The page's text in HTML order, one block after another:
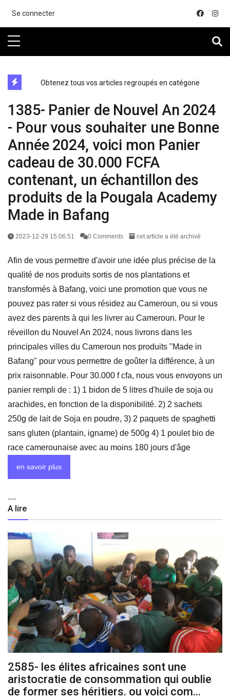
Se connecter
Obtenez tous vos articles regroupés en catégorie
1385- Panier de Nouvel An 2024
- Pour vous souhaiter une Bonne
Année 2024, voici mon Panier
cadeau de 30.000 FCFA
contenant, un échantillon des
produits de la Pougala Academy
Made in Bafang
2023-12-29 15:06:51 0 Comments cet article a été archivé
Afin de vous permettre d'avoir une idée plus précise de la
qualité de nos produits sortis de nos plantations et
transformés à Bafang, voici une promotion que vous ne
pouvez pas rater si vous résidez au Cameroun, ou si vous
avez des parents à qui les livrer au Cameroun. Pour le
réveillon du Nouvel An 2024, nous livrons dans les
principales villes du Cameroun nos produits "Made in
Bafang" pour vous permettre de goûter la différence, à un
prix raisonnable. Pour 30.000 f cfa, nous vous envoyons un
panier rempli de : 1) 1 bidon de 5 litres d'huile de soja ou
arachides, en fonction de la disponibilité. 2) 2 sachets
250g de lait de Soja en poudre, 3) 2 paquets de spaghetti
sans gluten (plantain, igname) de 500g 4) 1 poulet bio de
race camerounaise avec au moins 180 jours d'âge
en savoir plus
....
A lire
2585- les élites africaines sont une
aristocratie de consommation qui oublie
de former ses héritiers. ou voici com...